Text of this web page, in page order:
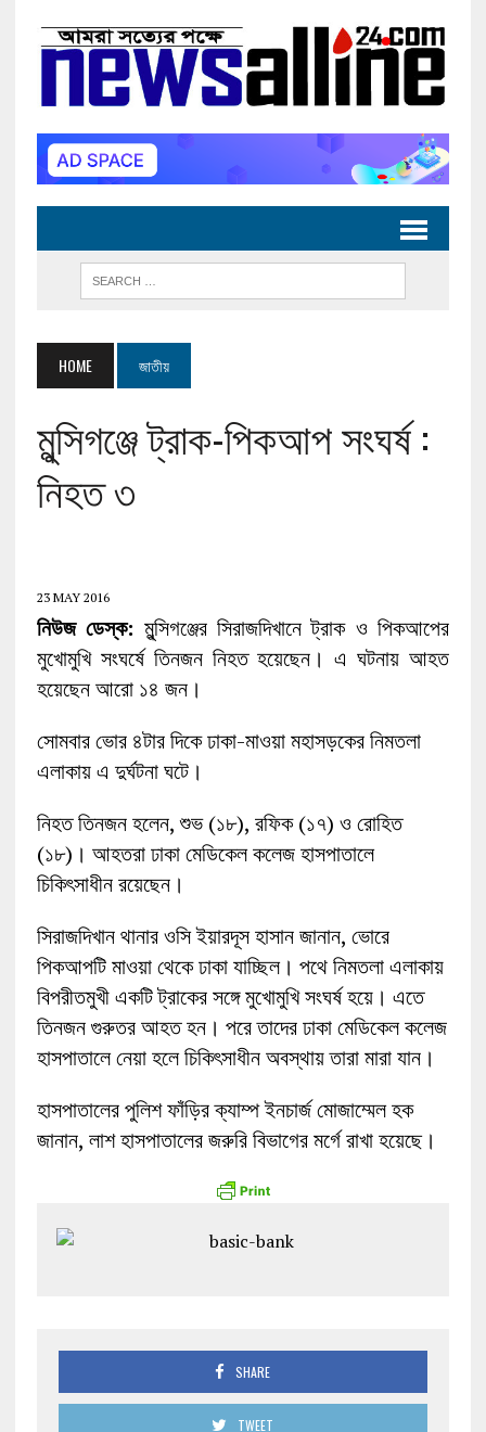
HOME জাতীয়
মুন্সিগঞ্জে ট্রাক-পিকআপ সংঘর্ষ :
নিহত ৩
23 MAY 2016
নিউজ ডেস্ক: মুন্সিগঞ্জের সিরাজদিখানে ট্রাক ও পিকআপের
মুখোমুখি সংঘর্ষে তিনজন নিহত হয়েছেন। এ ঘটনায় আহত
হয়েছেন আরো ১৪ জন।
সোমবার ভোর ৪টার দিকে ঢাকা-মাওয়া মহাসড়কের নিমতলা
এলাকায় এ দুর্ঘটনা ঘটে।
নিহত তিনজন হলেন, শুভ (১৮), রফিক (১৭) ও রোহিত
(১৮)। আহতরা ঢাকা মেডিকেল কলেজ হাসপাতালে
চিকিৎসাধীন রয়েছেন।
সিরাজদিখান থানার ওসি ইয়ারদূস হাসান জানান, ভোরে
পিকআপটি মাওয়া থেকে ঢাকা যাচ্ছিল। পথে নিমতলা এলাকায়
বিপরীতমুখী একটি ট্রাকের সঙ্গে মুখোমুখি সংঘর্ষ হয়ে। এতে
তিনজন গুরুতর আহত হন। পরে তাদের ঢাকা মেডিকেল কলেজ
হাসপাতালে নেয়া হলে চিকিৎসাধীন অবস্থায় তারা মারা যান।
হাসপাতালের পুলিশ ফাঁড়ির ক্যাম্প ইনচার্জ মোজাম্মেল হক
জানান, লাশ হাসপাতালের জরুরি বিভাগের মর্গে রাখা হয়েছে।
SHARE
TWEET